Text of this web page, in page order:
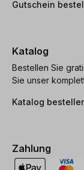
Gutschein
Katalog
Bestellen Sie
Sie unser
Katalog
Zahlung